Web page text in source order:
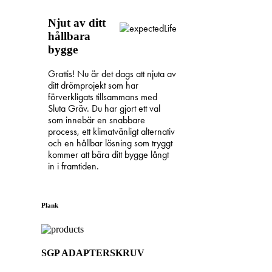
Njut av ditt
hållbara
bygge
Grattis! Nu är det dags att njuta av
ditt drömprojekt som har
förverkligats tillsammans med
Sluta Gräv. Du har gjort ett val
som innebär en snabbare
process, ett klimatvänligt alternativ
och en hållbar lösning som tryggt
kommer att bära ditt bygge långt
in i framtiden.
Plank
SGP ADAPTERSKRUV